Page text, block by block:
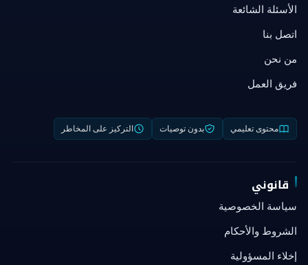
الأسئلة الشائعة
اتصل بنا
من نحن
فريق العمل
محتوى تعليمي بدون توصيات التركيز على المخاطر
قانوني
سياسة الخصوصية
الشروط والأحكام
إخلاء المسؤولية